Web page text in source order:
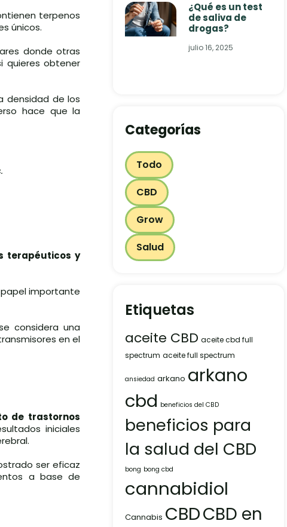
terpenos
únicos.
donde otras
quieres obtener
densidad de los
hace que la
terapéuticos y
importante
considera una
en el
de trastornos
iniciales
ser eficaz
a base de
¿Qué es un test
de saliva de
drogas?
julio 16, 2025
Categorías
Todo
CBD
Grow
Salud
Etiquetas
aceite CBD aceite cbd full
spectrum aceite full spectrum
ansiedad arkano arkano
cbd beneficios del CBD
beneficios para
la salud del CBD
bong bong cbd
cannabidiol
Cannabis CBDCBD en